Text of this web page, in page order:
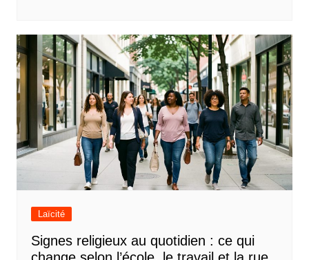
Laïcité
Signes religieux au quotidien : ce qui